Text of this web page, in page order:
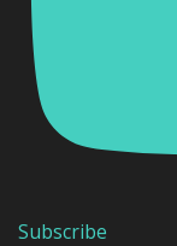
Subscribe